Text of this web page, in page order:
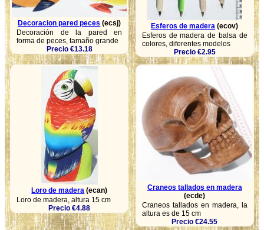
Decoracion pared peces (ecsj)
Decoración de la pared en
forma de peces, tamaño grande
Precio €13.18
Esferos de madera (ecov)
Esferos de madera de balsa de
colores, diferentes modelos
Precio €2.95
Loro de madera (ecan)
Loro de madera, altura 15 cm
Precio €4.88
Craneos tallados en madera
(ecde)
Craneos tallados en madera, la
altura es de 15 cm
Precio €24.55